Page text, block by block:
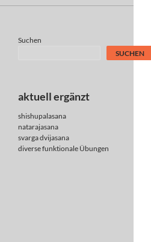
Suchen
SUCHEN
aktuell ergänzt
shishupalasana
natarajasana
svarga dvijasana
diversefunktionale Übungen